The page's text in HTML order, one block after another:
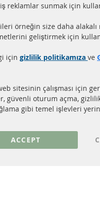
içerisinde gönderim
stokta bulunmaktadır
LİNKLER
PARTİKÜL FİLTRESİ
(KAT)
reklamlar sunmak için
örneğin size daha
geliştirmek için
için gizlilik politikamıza ve
sitesinin çalışması için
güvenli oturum açma,
gibi temel işlevleri
ACCEPT